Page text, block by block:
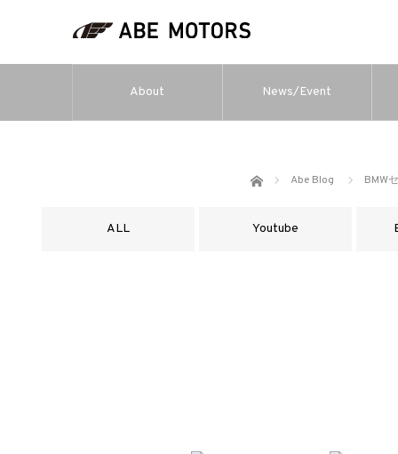
About News/Event
ホーム Abe Blog BMW
ALL Youtube